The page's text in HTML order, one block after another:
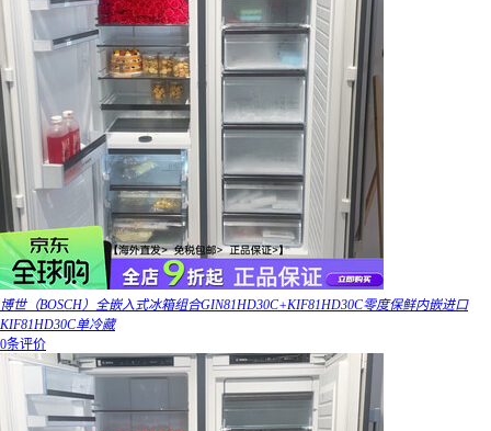
博世（BOSCH）全嵌入式冰箱组合GIN81HD30C+KIF81HD30C零度保鲜内嵌进口
KIF81HD30C单冷藏
0条评价